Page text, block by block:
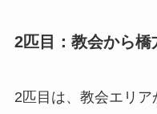
2匹目：教会から
2匹目は、教会エリ